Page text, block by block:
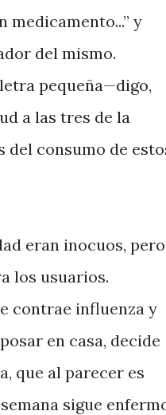
medicamento...” y
del mismo.
pequeña—digo,
a las tres de la
del consumo de
eran inocuos, pero
los usuarios.
contrae influenza y
en casa, decide
que al parecer es
sigue